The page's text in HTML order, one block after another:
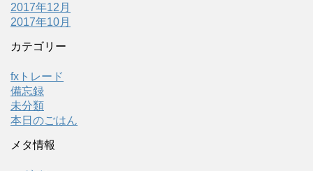
2017年12月
2017年10月
カテゴリー
fxトレード
備忘録
未分類
本日のごはん
メタ情報